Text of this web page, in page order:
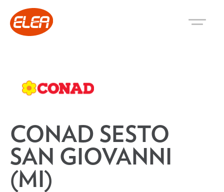
CONAD SESTO
SAN GIOVANNI
(MI)